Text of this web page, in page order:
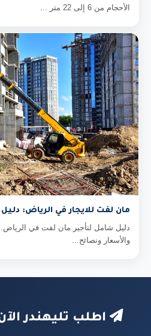
الأحجام من 6 إلى 22 متر ...
مان لفت للايجار في الرياض:
دليل شامل لتأجير مان لفت في الرياض.
والأسعار ونصائح...
اطلب تليهندر